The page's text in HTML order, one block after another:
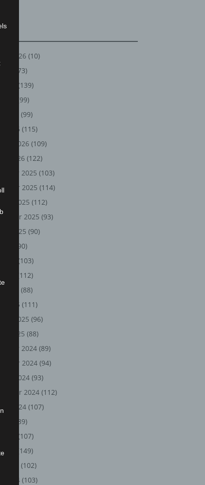
2026 (10)
(73)
(139)
(99)
(99)
2026 (115)
2026 (109)
2026 (122)
2025 (103)
2025 (114)
2025 (112)
2025 (93)
2025 (90)
(90)
(103)
(112)
(88)
2025 (111)
2025 (96)
2025 (88)
2024 (89)
2024 (94)
2024 (93)
2024 (112)
2024 (107)
(89)
(107)
(149)
(102)
2024 (103)